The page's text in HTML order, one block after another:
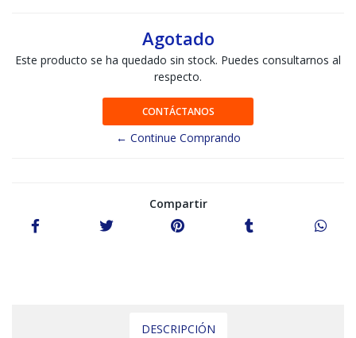
Agotado
Este producto se ha quedado sin stock. Puedes consultarnos al
respecto.
CONTÁCTANOS
← Continue Comprando
Compartir
DESCRIPCIÓN